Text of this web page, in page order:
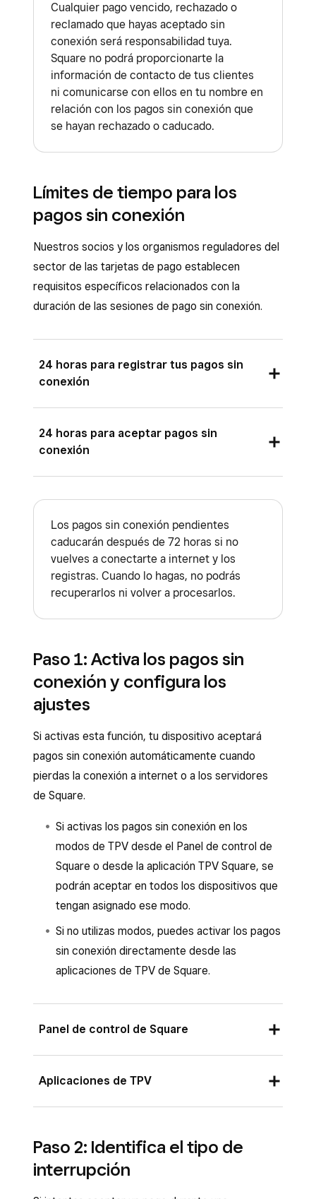
Tipos de pago:
Tarjetas físicas sin contacto
Tarjetas regalo Square
Tap to Pay en iPhone
Tap to Pay en Android
Facturas Square
TPV Square con el modo Servicios
Fidelización Square:
deberás vincular y
registrar manualmente los puntos que tus
clientes ganen con los pagos sin conexión
y registres las transacciones.
Informes: informes de cierre del día.
Descubre cómo
Cualquier pago vencido, rechazado o
reclamado que hayas aceptado sin
conexión será responsabilidad tuya.
Square no podrá proporcionarte la
información de contacto de tus clientes
ni comunicarse con ellos en tu nombre en
relación con los pagos sin conexión que
se hayan rechazado o caducado.
Límites de tiempo para los
pagos sin conexión
Nuestros socios y los organismos reguladores del
sector de las tarjetas de pago establecen
requisitos específicos relacionados con la
duración de las sesiones de pago sin conexión.
24 horas para registrar tus pagos sin
conexión
Si utilizas alguno de los dispositivos de Square
que se indican a continuación, tendrás que
Square Register
Square Terminal
Square Handheld
Sin embargo, te recomendamos que registres
24 horas para reducir el riesgo de
reclamaciones de pagos o tarjetas rechazadas.
24 horas para aceptar pagos sin
conexión
Si utilizas alguno de estos dispositivos de
Square, debes aceptar los pagos sin conexión
en un plazo de 24 horas.
Square Reader (2.ª generación)
Square Reader (1.ª generación, v3)
Square Stand (2.ª generación)
Pasadas 24 horas, la sesión de pagos sin
conexión finalizará y tendrás que volver a
conectarte a internet mientras el dispositivo de
Square esté conectado a tu iPhone, iPad o
dispositivo móvil Android. Tras conectarte,
podrás volver a aceptar pagos sin conexión
durante otras 24 horas.
Deberás registrar los pagos en un plazo máximo
de 72 horas desde el inicio de la sesión sin
conexión. Sin embargo, te recomendamos que
registres las transacciones sin conexión antes
de 24 horas para reducir el riesgo de
reclamaciones de pagos o tarjetas rechazadas.
Los pagos sin conexión pendientes
caducarán después de 72 horas si no
vuelves a conectarte a internet y los
registras. Cuando lo hagas, no podrás
recuperarlos ni volver a procesarlos.
Paso 1: Activa los pagos sin
conexión y configura los
ajustes
Si activas esta función, tu dispositivo aceptará
pagos sin conexión automáticamente cuando
pierdas la conexión a internet o a los servidores
de Square.
Si activas los pagos sin conexión en los
modos de TPV desde el Panel de control de
Square o desde la aplicación TPV Square, se
podrán aceptar en todos los dispositivos que
tengan asignado ese modo.
Si no utilizas modos, puedes activar los pagos
sin conexión directamente desde las
aplicaciones de TPV de Square.
Panel de control de Square
Inicia sesión en el Panel de control y ve a
Selecciona uno de la lista y haz clic en
Gestionaren Ajustes. Si no tienes ninguno,
consulta cómo
Aplicaciones de TPV
Servicio de mesa, Servicio de barra, Bar,
Comercio, Reservas o Estándar habilitado, o
Paso 2: Identifica el tipo de
interrupción